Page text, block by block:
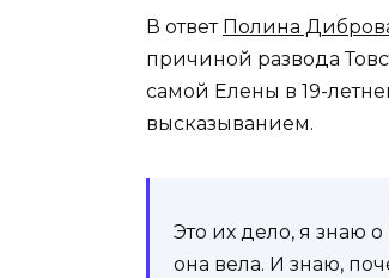
В ответ Полина
причиной развода
самой Елены в 19-
высказыванием.
Это их дело, я знаю
она вела. И знаю,